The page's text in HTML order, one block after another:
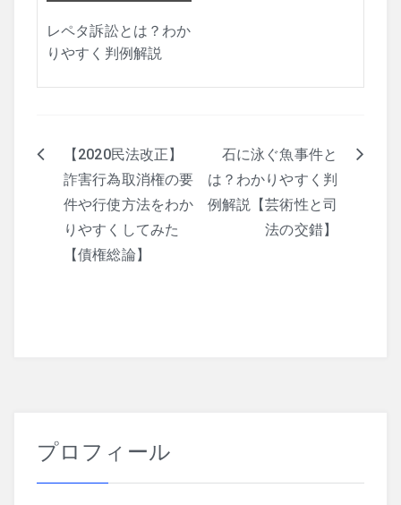
レペタ訴訟とは？わか
りやすく判例解説
投
ン
【2020民法改正】
詐害行為取消権の要
件や行使方法をわか
りやすくしてみた
【債権総論】
石に泳ぐ魚事件と
は？わかりやすく判
例解説【芸術性と司
法の交錯】
プロフィール